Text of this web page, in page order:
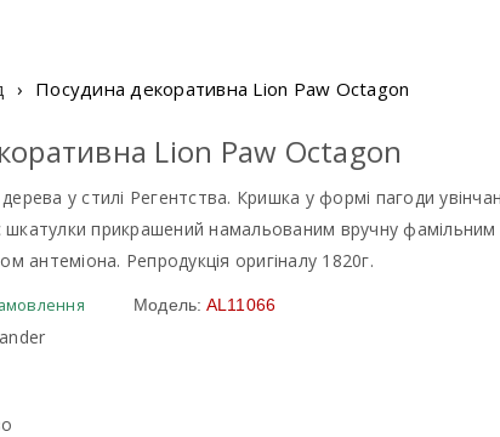
› Посудина декоративна Lion Paw Octagon
Lion Paw Octagon
у стилі Регентства. Кришка у формі пагоди
прикрашений намальованим вручну фамільним
антеміона. Репродукція оригіналу 1820г.
Модель: AL11066